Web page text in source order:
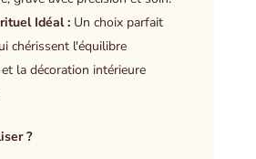
Idéal :Un choix parfait
chérissent l'équilibre
la décoration intérieure
?